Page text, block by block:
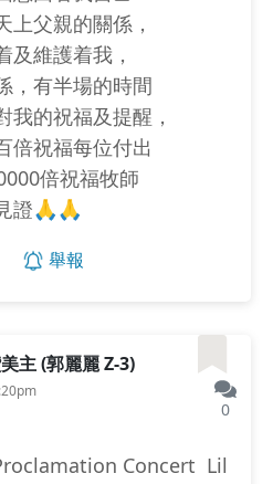
上父親的關係，
及維護着我，
，有半場的時間
我的祝福及提醒，
倍祝福每位付出
倍祝福牧師
證🙏🙏
舉報
主 (郭麗麗 Z-3)
0
Concert Lil